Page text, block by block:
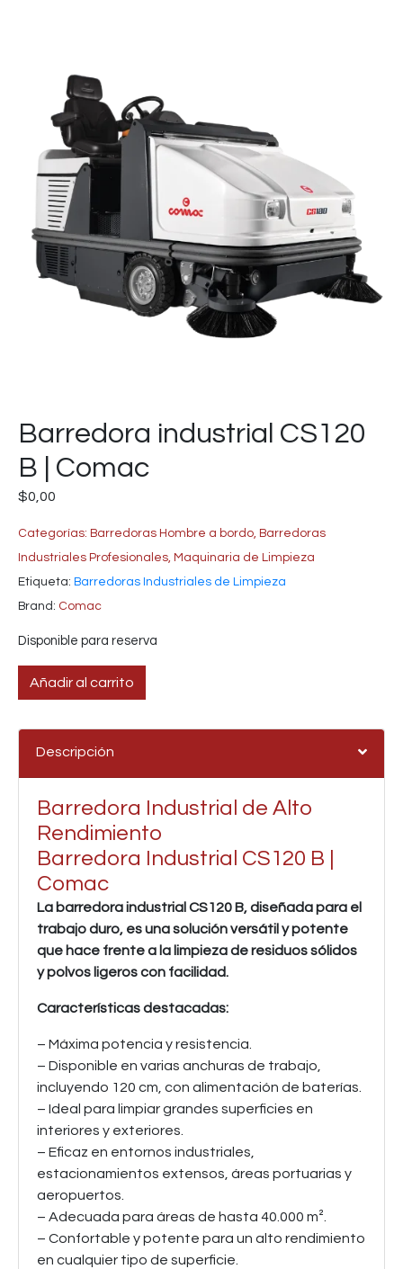
Barredora industrial CS120
B | Comac
$0,00
Categorías: Barredoras Hombre a bordo, Barredoras
Industriales Profesionales, Maquinaria de Limpieza
Etiqueta: Barredoras Industriales de Limpieza
Brand: Comac
Disponible para reserva
Añadir al carrito
Descripción
Barredora Industrial de Alto
Rendimiento
Barredora Industrial CS120 B |
Comac
La barredora industrial CS120 B, diseñada para el
trabajo duro, es una solución versátil y potente
que hace frente a la limpieza de residuos sólidos
y polvos ligeros con facilidad.
Características destacadas:
– Máxima potencia y resistencia.
– Disponible en varias anchuras de trabajo,
incluyendo 120 cm, con alimentación de baterías.
– Ideal para limpiar grandes superficies en
interiores y exteriores.
– Eficaz en entornos industriales,
estacionamientos extensos, áreas portuarias y
aeropuertos.
– Adecuada para áreas de hasta 40.000 m².
– Confortable y potente para un alto rendimiento
en cualquier tipo de superficie.